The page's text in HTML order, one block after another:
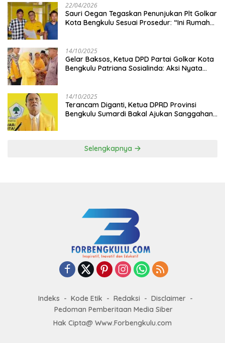
22/04/2026
Sauri Oegan Tegaskan Penunjukan Plt Golkar
Kota Bengkulu Sesuai Prosedur: “Ini Rumah
14/10/2025
‎Gelar Baksos, Ketua DPD Partai Golkar Kota
Bengkulu Patriana Sosialinda: Aksi Nyata
14/10/2025
Terancam Diganti, Ketua DPRD Provinsi
Bengkulu Sumardi Bakal Ajukan Sanggahan
Selengkapnya
Indeks Kode Etik Redaksi
Disclaimer
Pedoman Pemberitaan Media Siber
Hak Cipta@ Www.Forbengkulu.com